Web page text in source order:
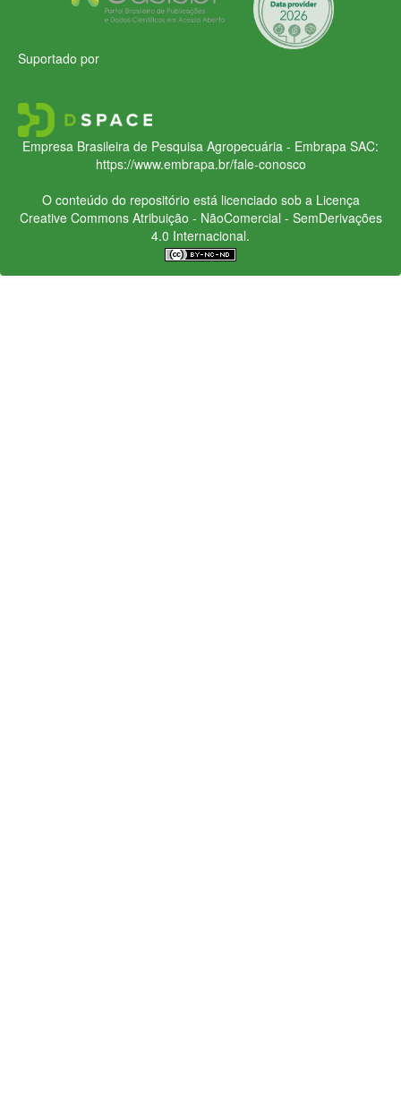
Suportado por
Empresa Brasileira de Pesquisa Agropecuária - Embrapa SAC:
https://www.embrapa.br/fale-conosco
O conteúdo do repositório está licenciado sob a Licença
Creative CommonsAtribuição - NãoComercial - SemDerivações
4.0 Internacional.